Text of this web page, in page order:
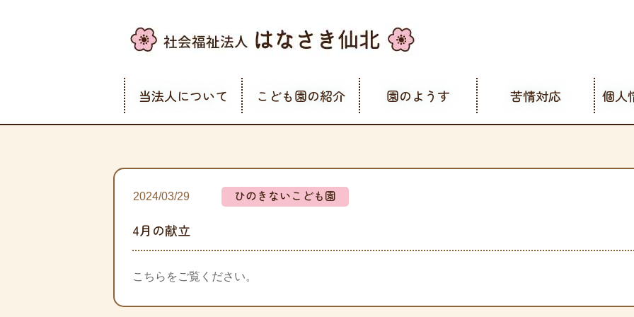
当法人について こども園の紹介 園のようす 苦情対応 個人
2024/03/29 ひのきないこども園
4月の献立
こちらをご覧ください。